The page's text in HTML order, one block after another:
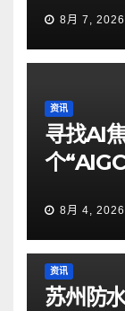
8月 7, 2026
资讯
寻找AI
个
8月 4, 2026
资讯
苏州防